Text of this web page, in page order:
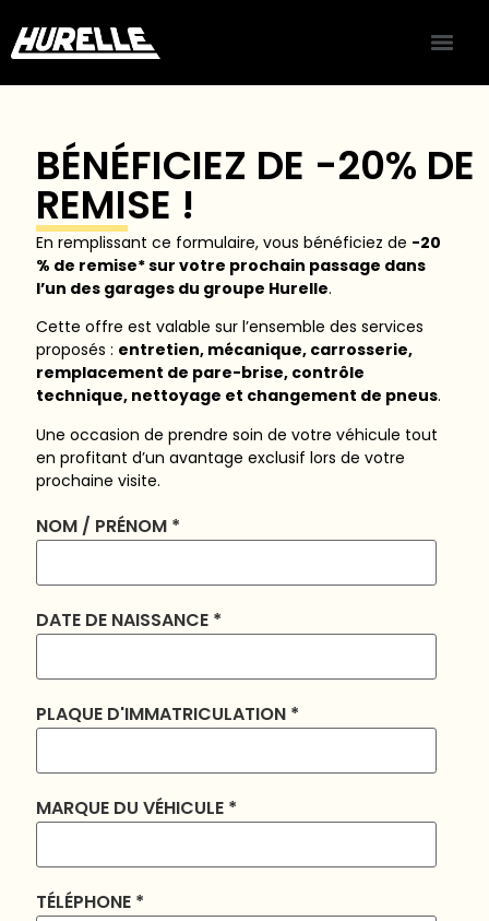
BÉNÉFICIEZ DE -20% DE
REMISE !
En remplissant ce formulaire, vous bénéficiez de -20
% de remise* sur votre prochain passage dans
l’un des garages du groupe Hurelle.
Cette offre est valable sur l’ensemble des services
proposés : entretien, mécanique, carrosserie,
remplacement de pare-brise, contrôle
technique, nettoyage et changement de pneus.
Une occasion de prendre soin de votre véhicule tout
en profitant d’un avantage exclusif lors de votre
prochaine visite.
NOM / PRÉNOM *
DATE DE NAISSANCE *
PLAQUE D'IMMATRICULATION *
MARQUE DU VÉHICULE *
TÉLÉPHONE *